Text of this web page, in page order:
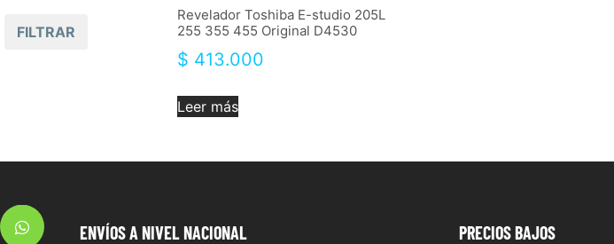
FILTRAR
Revelador Toshiba E-studio 205L
255 355 455 Original D4530
$ 413.000
Leer más
ENVÍOSA NIVEL NACIONAL PRECIOSBAJOS